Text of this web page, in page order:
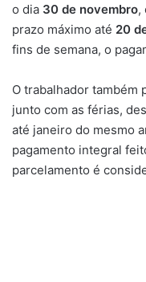
o dia 30 de novembro,
prazo máximo até 20
fins de semana, o
O trabalhador também
junto com as férias,
até janeiro do mesmo
pagamento integral
parcelamento é